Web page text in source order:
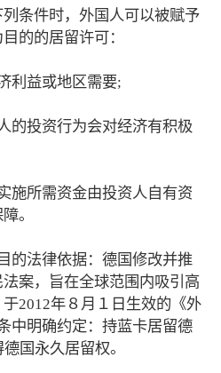
条件时，外国人可以被赋予
的的居留许可：
利益或地区需要;
的投资行为会对经济有积极
施所需资金由投资人自有资
。
的法律依据：德国修改并推
案，旨在全球范围内吸引高
2012年８月１日生效的《外
中明确约定：持蓝卡居留德
国永久居留权。